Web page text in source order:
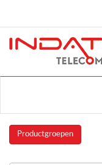
Productgroepen